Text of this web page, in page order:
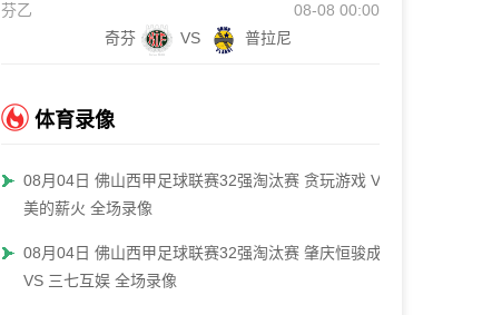
芬乙
08-08 00:00
奇芬
VS 普拉尼
体育录像
08月04日 佛山西甲足球联赛32强淘汰赛 贪玩游戏 VS
美的薪火 全场录像
08月04日 佛山西甲足球联赛32强淘汰赛 肇庆恒骏成
VS 三七互娱 全场录像